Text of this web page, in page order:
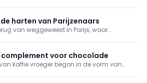
matzwart of porseleinwit, touchscreen.
bij KitchenAid en selectieve retailers.
harten van Parijzenaars
van weggeweest in Parijs, waar
en hartige sandwiches samen met de
voor chocolade
koffie vroeger begon in de vorm van